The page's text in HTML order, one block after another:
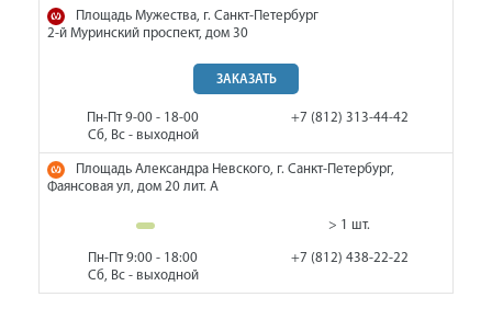
Площадь Мужества, г. Санкт-Петербург
2-й Муринский проспект, дом 30
ЗАКАЗАТЬ
Пн-Пт 9-00 - 18-00
Сб, Вс - выходной
+7 (812) 313-44-42
Площадь Александра Невского, г. Санкт-Петербург,
Фаянсовая ул, дом 20 лит. А
> 1 шт.
Пн-Пт 9:00 - 18:00
Сб, Вс - выходной
+7 (812) 438-22-22